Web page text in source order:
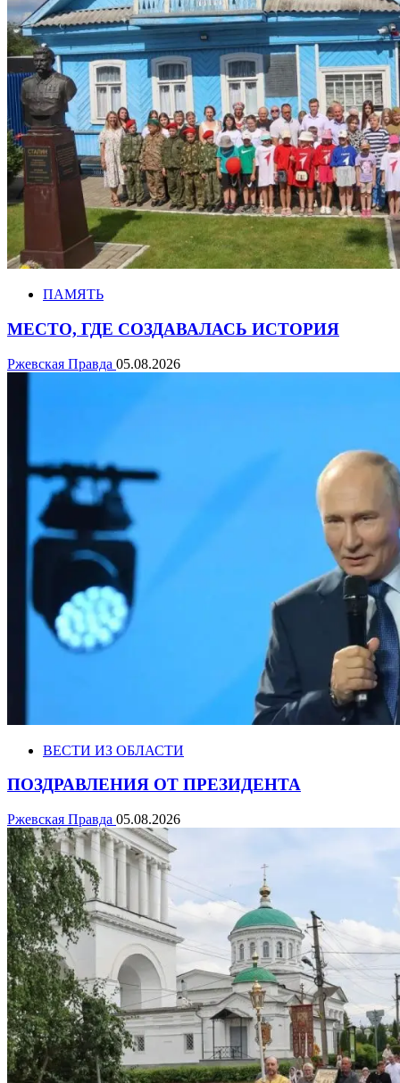
ПАМЯТЬ
МЕСТО, ГДЕ СОЗДАВАЛАСЬ ИСТОРИЯ
Ржевская Правда 05.08.2026
ВЕСТИ ИЗ ОБЛАСТИ
ПОЗДРАВЛЕНИЯ ОТ ПРЕЗИДЕНТА
Ржевская Правда 05.08.2026